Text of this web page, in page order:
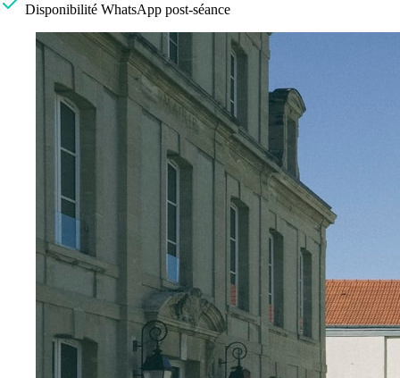
Disponibilité WhatsApp post-séance